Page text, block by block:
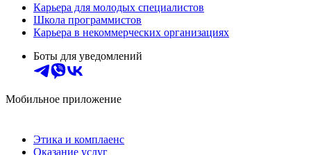
Карьера для молодых специалистов
Школа программистов
Карьера в некоммерческих организациях
Боты для уведомлений
Мобильное приложение
Этика и комплаенс
Оказание услуг